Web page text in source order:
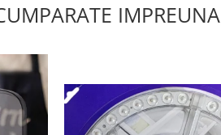
IMPREUNA